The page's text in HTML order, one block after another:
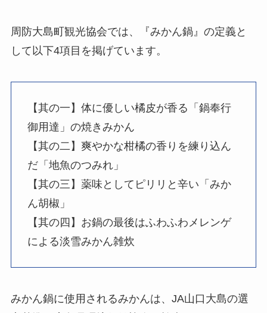
周防大島町観光協会では、『みかん鍋』の定義と
して以下4項目を掲げています。
【其の一】体に優しい橘皮が香る「鍋奉行
御用達」の焼きみかん
【其の二】爽やかな柑橘の香りを練り込ん
だ「地魚のつみれ」
【其の三】薬味としてピリリと辛い「みか
ん胡椒」
【其の四】お鍋の最後はふわふわメレンゲ
による淡雪みかん雑炊
みかん鍋に使用されるみかんは、JA山口大島の選